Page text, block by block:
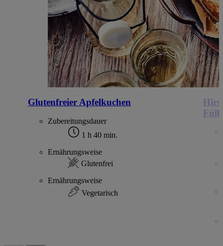
Glutenfreier Apfelkuchen
Zubereitungsdauer
1 h 40 min.
Ernährungsweise
Glutenfrei
Ernährungsweise
Vegetarisch